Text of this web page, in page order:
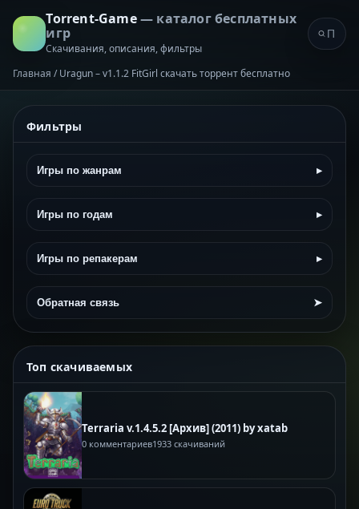
Torrent-Game— каталог бесплатных
игр
Скачивания, описания, фильтры
Главная / Uragun – v1.1.2 FitGirl скачать торрент бесплатно
Фильтры
Игры по жанрам ▸
Игры по годам ▸
Игры по репакерам ▸
Обратная связь ➤
Топ скачиваемых
Terraria v.1.4.5.2 [Архив] (2011) by xatab
0 комментариев1933 скачиваний